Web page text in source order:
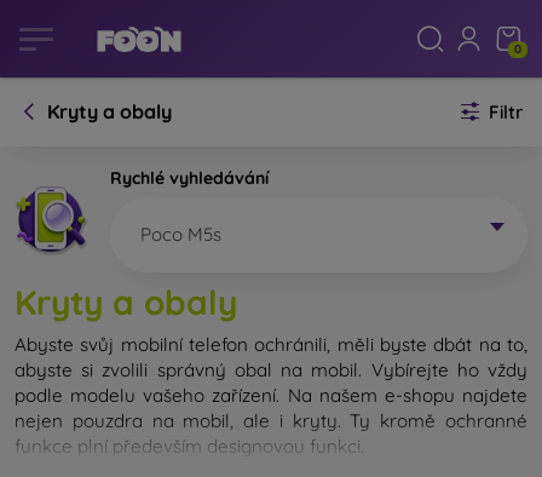
0
Kryty a obaly Filtr
Rychlé vyhledávání
Poco M5s
Kryty a obaly
Abyste svůj mobilní telefon ochránili, měli byste dbát na to,
abyste si zvolili správný obal na mobil. Vybírejte ho vždy
podle modelu vašeho zařízení. Na našem e-shopu najdete
nejen pouzdra na mobil, ale i kryty. Ty kromě ochranné
funkce plní především designovou funkci.